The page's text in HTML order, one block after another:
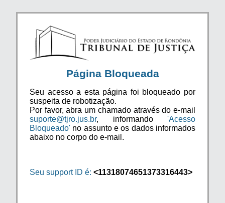
Página Bloqueada
Seu acesso a esta página foi bloqueado por
suspeita de robotização.
Por favor, abra um chamado através do e-mail
suporte@tjro.jus.br, informando 'Acesso
Bloqueado' no assunto e os dados informados
abaixo no corpo do e-mail.
Seu support ID é: <11318074651373316443>